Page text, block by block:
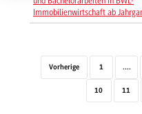
Immobilienwirtschaft ab
Vorherige 1 ....
10 11